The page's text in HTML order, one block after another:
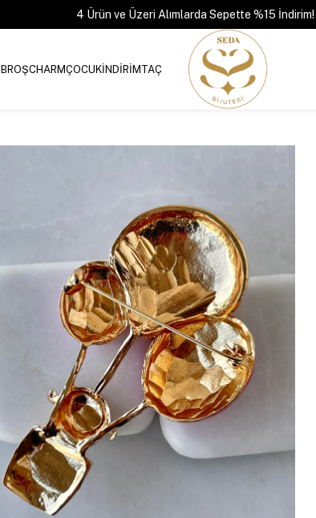
4 Ürün ve Üzeri Alımlarda Sepette %15 İndirim!
BROŞCHARMÇOCUKİNDİRİMTAÇ